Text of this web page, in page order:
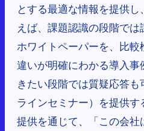
とする最適な情報を提供
えば、課題認識の段階で
ホワイトペーパーを、比
違いが明確にわかる導入
きたい段階では質疑応答
ラインセミナー）を提供
提供を通じて、「この会社